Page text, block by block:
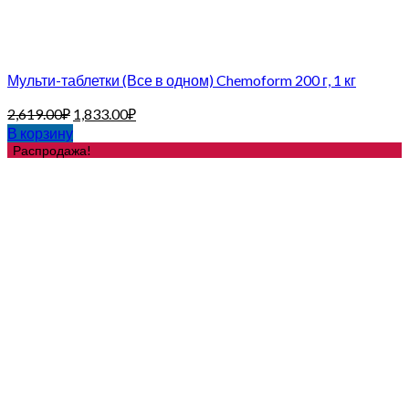
Мульти-таблетки (Все в одном) Chemoform 200 г, 1 кг
2,619.00₽ 1,833.00₽
В корзину
Распродажа!